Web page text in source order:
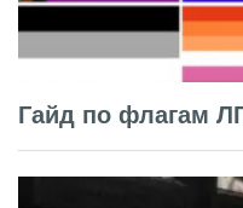
Гайд по флагам